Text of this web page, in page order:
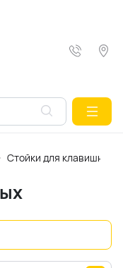
Стойки для клавишных